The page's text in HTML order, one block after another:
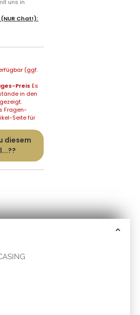
uns in
(NUR Chat!):
(ggf.
Preis Es
in den
Fragen-
Seite für
diesem